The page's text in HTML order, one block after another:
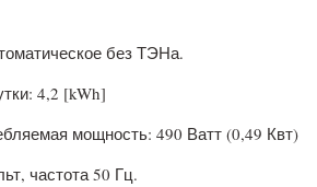
без ТЭНа.
4,2 [kWh]
мощность: 490 Ватт (0,49 Квт)
частота 50 Гц.